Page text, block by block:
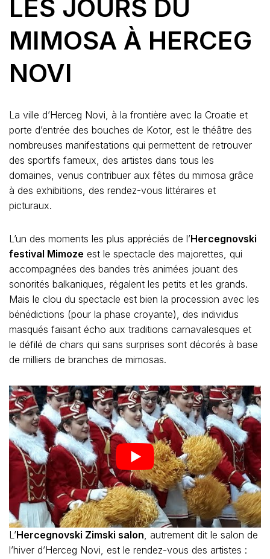
LES JOURS DU
MIMOSA À HERCEG
NOVI
La ville d’Herceg Novi, à la frontière avec la Croatie et
porte d’entrée des bouches de Kotor, est le théâtre des
nombreuses manifestations qui permettent de retrouver
des sportifs fameux, des artistes dans tous les
domaines, venus contribuer aux fêtes du mimosa grâce
à des exhibitions, des rendez-vous littéraires et
picturaux.
L’un des moments les plus appréciés de l’Hercegnovski
festival Mimoze est le spectacle des majorettes, qui
accompagnées des bandes très animées jouant des
sonorités balkaniques, régalent les petits et les grands.
Mais le clou du spectacle est bien la procession avec les
bénédictions (pour la phase croyante), des individus
masqués faisant écho aux traditions carnavalesques et
le défilé de chars qui sans surprises sont décorés à base
de milliers de branches de mimosas.
L’Hercegnovski Zimski salon , autrement dit le salon de
l’hiver d’Herceg Novi, est le rendez-vous des artistes :